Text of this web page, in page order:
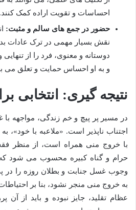
احساسات و تقویت اراده کمک کنند.
حضور در جمع های سالم و مثبت:
نقش بسیار مهمی در ترک عادات
دوستانه و معنوی، فرد را از
و به او احساس حمایت و تعلق می
نتیجه گیری: انتخابی
در مسیر پر پیچ و خم زندگی، مواجهه با
اجتناب ناپذیر است. «ملاعبه با خود»،
با خروج منی همراه است، از منظر
حرام و گناه کبیره محسوب می شود
وجوب غسل جنابت و بطلان روزه را در
به خروج منی منجر نشود، بنا بر
عظام تقلید، جایز نبوده و باید از آن